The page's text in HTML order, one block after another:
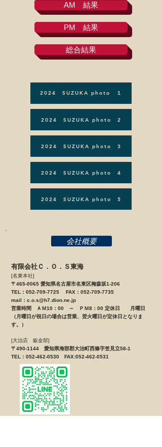
AM 結果
PM 結果
総合結果
2024 SUZUKA photo １
2024 SUZUKA photo 2
2024 SUZUKA photo 3
2024 SUZUKA photo 4
2024 SUZUKA photo 5
会社概要
有限会社Ｃ．Ｏ．Ｓ東海
[名東本社]
〒465-0065 愛知県名古屋市名東区梅森坂1-206
TEL：052-709-7725 FAX：052-709-7735
mail： c.o.s@h7.dion.ne.jp
営業時間 ＡＭ10：00 ～ ＰＭ8：00 定休日 月曜日
（月曜日が祝日の場合は営業、翌火曜日が定休日となりま
す。）
[大治店 鈑金部]
〒490-1144 愛知県海部郡大治町西條字笠見立58-1
TEL：052-462-0530 FAX:052-462-0531